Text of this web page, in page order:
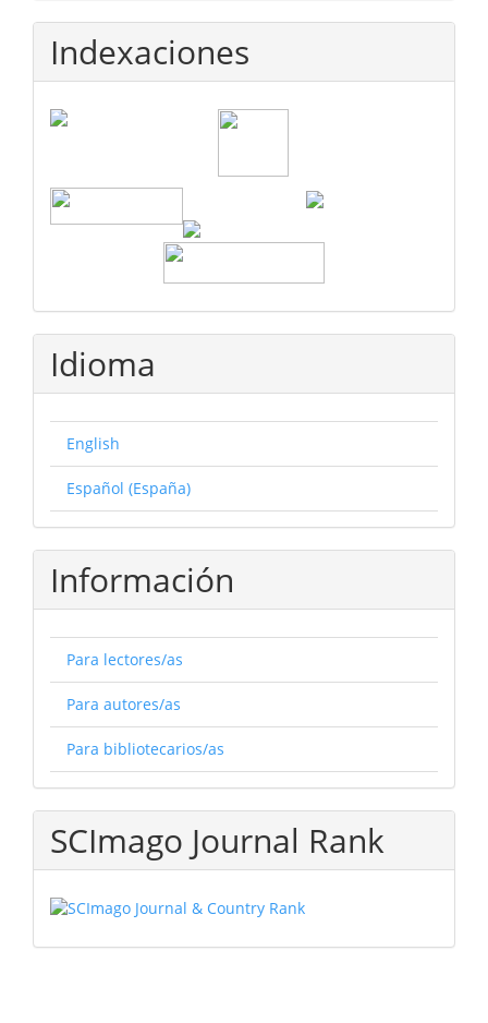
Indexaciones
Idioma
English
Español (España)
Información
Para lectores/as
Para autores/as
Para bibliotecarios/as
SCImago Journal Rank